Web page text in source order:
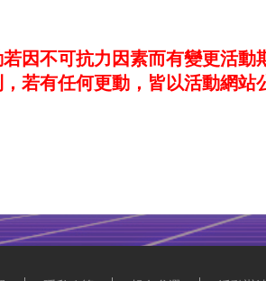
因不可抗力因素而有變更活
若有任何更動，皆以活動網站